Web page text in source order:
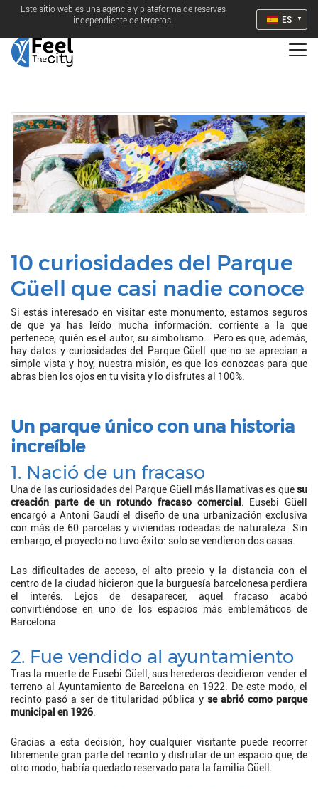
Este sitio web es una agencia y plataforma de reservas
independiente de terceros.
ES
10 curiosidades del Parque
Güell que casi nadie conoce
Si estás interesado en visitar este monumento, estamos seguros
de que ya has leído mucha información: corriente a la que
pertenece, quién es el autor, su simbolismo… Pero es que, además,
hay datos y curiosidades del Parque Güell que no se aprecian a
simple vista y hoy, nuestra misión, es que los conozcas para que
abras bien los ojos en tu visita y lo disfrutes al 100%.
Un parque único con una historia
increíble
1. Nació de un fracaso
Una de las curiosidades del Parque Güell más llamativas es quesu
creación parte de un rotundo fracaso comercial
. Eusebi Güell
encargó a Antoni Gaudí el diseño de una urbanización exclusiva
con más de 60 parcelas y viviendas rodeadas de naturaleza. Sin
embargo, el proyecto no tuvo éxito: solo se vendieron dos casas.
Las dificultades de acceso, el alto precio y la distancia con el
centro de la ciudad hicieron que la burguesía barcelonesa perdiera
el interés. Lejos de desaparecer, aquel fracaso acabó
convirtiéndose en uno de los espacios más emblemáticos de
Barcelona.
2. Fue vendido al ayuntamiento
Tras la muerte de Eusebi Güell, sus herederos decidieron vender el
terreno al Ayuntamiento de Barcelona en 1922. De este modo, el
recinto pasó a ser de titularidad pública yse abrió como parque
municipal en 1926
Gracias a esta decisión, hoy cualquier visitante puede recorrer
libremente gran parte del recinto y disfrutar de un espacio que, de
otro modo, habría quedado reservado para la familia Güell.